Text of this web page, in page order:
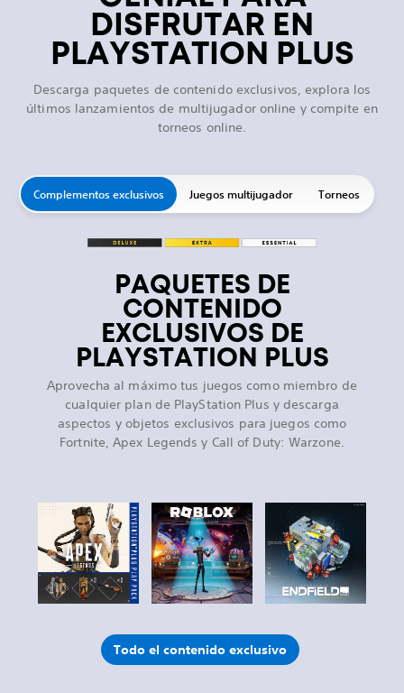
DISFRUTAR EN
PLAYSTATION PLUS
Descarga paquetes de contenido exclusivos, explora los
últimos lanzamientos de multijugador online y compite en
torneos online.
Complementos exclusivos Juegos multijugador Torneos
PAQUETES DE
CONTENIDO
EXCLUSIVOS DE
PLAYSTATION PLUS
Aprovecha al máximo tus juegos como miembro de
cualquier plan de PlayStation Plus y descarga
aspectos y objetos exclusivos para juegos como
Fortnite, Apex Legends y Call of Duty: Warzone.
Todo el contenido exclusivo